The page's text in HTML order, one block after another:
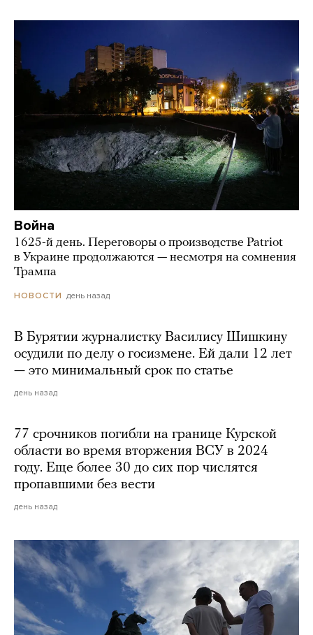
Война
1625-й день. Переговоры о производстве Patriot
в Украине продолжаются — несмотря на сомнения
Трампа
НОВОСТИ день назад
В Бурятии журналистку Василису Шишкину
осудили по делу о госизмене. Ей дали 12 лет
— это минимальный срок по статье
день назад
77 срочников погибли на границе Курской
области во время вторжения ВСУ в 2024
году. Еще более 30 до сих пор числятся
пропавшими без вести
день назад